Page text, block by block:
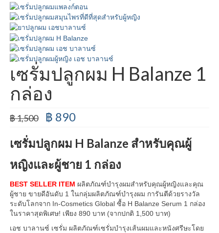
เซรั่มปลูกผม H Balanze 1
กล่อง
฿1,500 ฿ 890
เซรั่มปลูกผม H Balanze สำหรับคุณผู้
หญิงและผู้ชาย 1 กล่อง
BEST SELLER ITEM ผลิตภัณฑ์บำรุงผมสำหรับคุณผู้หญิงและคุณ
ผู้ชาย ขายดีอันดับ 1 ในกลุ่มผลิตภัณฑ์บำรุงผม การันตีด้วยรางวัล
ระดับโลกจาก In-Cosmetics Global ซื้อ H Balanze Serum 1 กล่อง
ในราคาสุดพิเศษ! เพียง 890 บาท (จากปกติ 1,500 บาท)
เอช บาลานซ์ เซรั่ม ผลิตภัณฑ์เซรั่มบำรุงเส้นผมและหนังศรีษะโดย